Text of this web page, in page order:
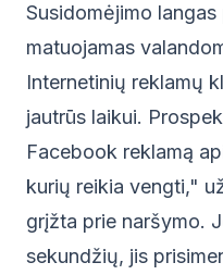
Susidomėjimo
matuojamas
Internetinių reklamų
jautrūs laikui.
Facebook reklamą
kurių reikia vengti,"
grįžta prie naršymo.
sekundžių, jis